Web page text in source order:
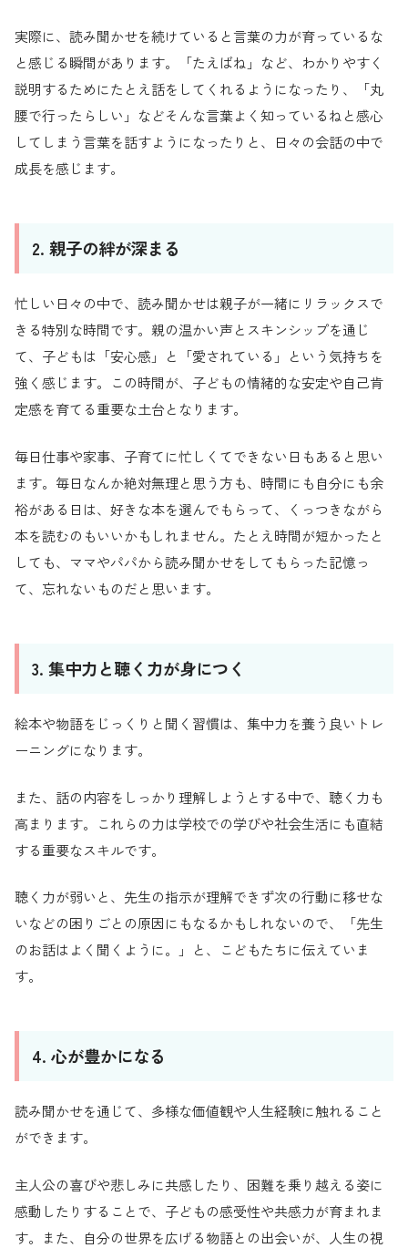
実際に、読み聞かせを続けていると言葉の力が育っているな
と感じる瞬間があります。「たえばね」など、わかりやすく
説明するためにたとえ話をしてくれるようになったり、「丸
腰で行ったらしい」などそんな言葉よく知っているねと感心
してしまう言葉を話すようになったりと、日々の会話の中で
成長を感じます。
2. 親子の絆が深まる
忙しい日々の中で、読み聞かせは親子が一緒にリラックスで
きる特別な時間です。親の温かい声とスキンシップを通じ
て、子どもは「安心感」と「愛されている」という気持ちを
強く感じます。この時間が、子どもの情緒的な安定や自己肯
定感を育てる重要な土台となります。
毎日仕事や家事、子育てに忙しくてできない日もあると思い
ます。毎日なんか絶対無理と思う方も、時間にも自分にも余
裕がある日は、好きな本を選んでもらって、くっつきながら
本を読むのもいいかもしれません。たとえ時間が短かったと
しても、ママやパパから読み聞かせをしてもらった記憶っ
て、忘れないものだと思います。
3. 集中力と聴く力が身につく
絵本や物語をじっくりと聞く習慣は、集中力を養う良いトレ
ーニングになります。
また、話の内容をしっかり理解しようとする中で、聴く力も
高まります。これらの力は学校での学びや社会生活にも直結
する重要なスキルです。
聴く力が弱いと、先生の指示が理解できず次の行動に移せな
いなどの困りごとの原因にもなるかもしれないので、「先生
のお話はよく聞くように。」と、こどもたちに伝えていま
す。
4. 心が豊かになる
読み聞かせを通じて、多様な価値観や人生経験に触れること
ができます。
主人公の喜びや悲しみに共感したり、困難を乗り越える姿に
感動したりすることで、子どもの感受性や共感力が育まれま
す。また、自分の世界を広げる物語との出会いが、人生の視